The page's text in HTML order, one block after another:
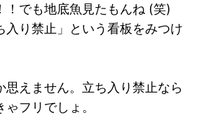
！でも地底魚見たもんね (笑)
入り禁止」という看板をみつけ
思えません。立ち入り禁止なら
フリでしょ。